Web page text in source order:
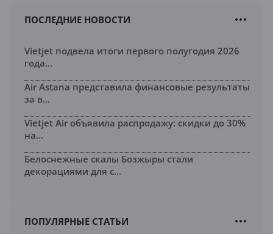
ПОСЛЕДНИЕ НОВОСТИ
Vietjet подвела итоги первого полугодия 2026
года...
Air Astana представила финансовые результаты
за в...
Vietjet Air объявила распродажу: скидки до 30%
на...
Белоснежные скалы Бозжыры стали
декорациями для с...
ПОПУЛЯРНЫЕ СТАТЬИ